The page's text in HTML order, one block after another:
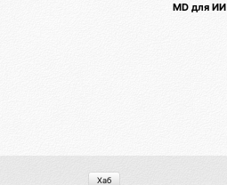
MD для ИИ
Хаб